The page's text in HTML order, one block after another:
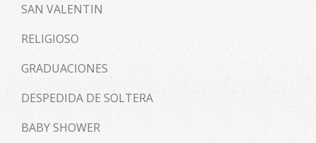
SAN VALENTIN
RELIGIOSO
GRADUACIONES
DESPEDIDA DE SOLTERA
BABY SHOWER